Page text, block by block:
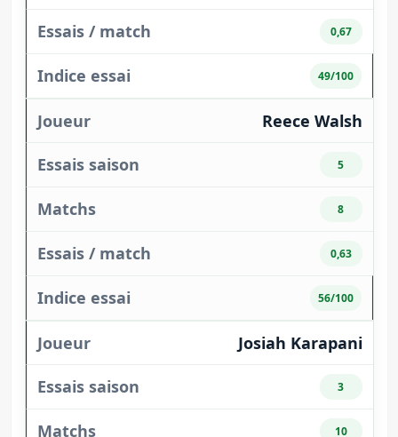
0,67
49/100
Reece Walsh
5
8
0,63
56/100
Josiah Karapani
3
10